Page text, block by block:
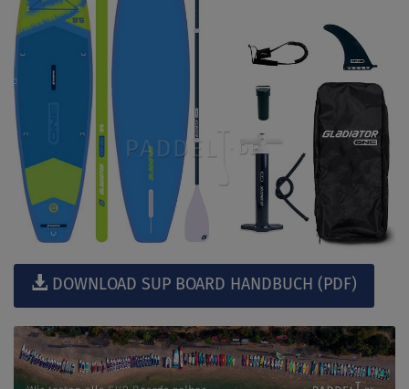
DOWNLOAD SUP BOARD HANDBUCH (PDF)